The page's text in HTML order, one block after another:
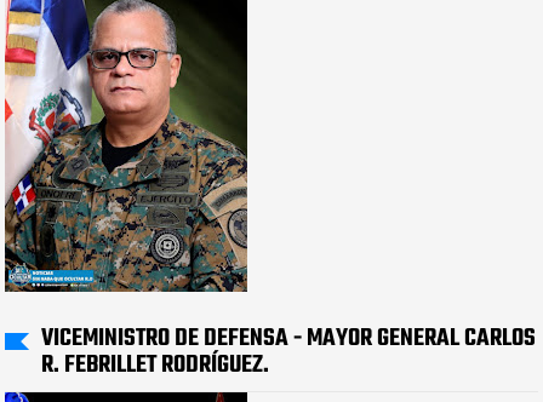
VICEMINISTRO DE DEFENSA - MAYOR GENERAL CARLOS
R. FEBRILLET RODRÍGUEZ.